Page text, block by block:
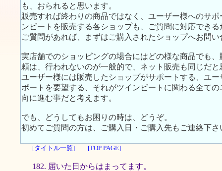
も、おられると思います。
販売すれば終わりの商品ではなく、ユーザー様へのサ
ンビートを販売する各ショップも、ご質問に対応でき
ご質問があれば、まずはご購入されたショップへお問
実店舗でのショッピングの場合にはどの様な商品でも
頼は、行われないのが一般的で、ネット販売も同じだと
ユーザー様には販売したショップがサポートする、ユ
ポートを要望する、それがツインビートに関わる全て
向に進む事だと考えます。
でも、どうしてもお困りの時は、どうぞ。
初めてご質問の方は、ご購入日・ご購入先もご連絡下さ
[タイトル一覧] [TOP PAGE]
182. 届いた日からはまってます。